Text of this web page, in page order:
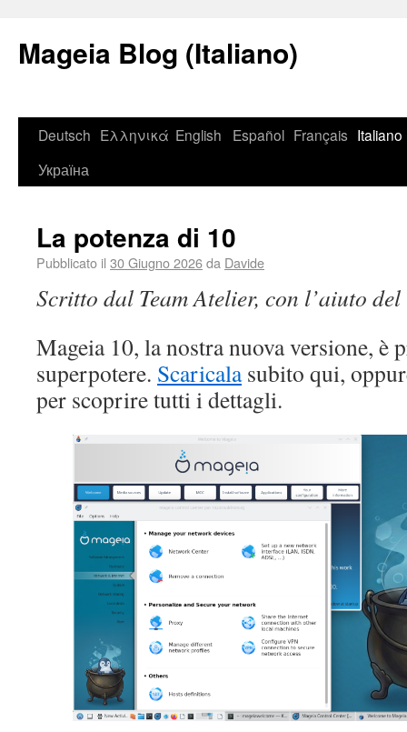
Mageia Blog (Italiano)
Deutsch Ελληνικά English Español Français Italiano
Україна
La potenza di 10
Pubblicato il 30 Giugno 2026da Davide
Scritto dal Team Atelier, con l’aiuto del
Mageia 10, la nostra nuova versione, è
superpotere. Scaricalasubito qui,
per scoprire tutti i dettagli.